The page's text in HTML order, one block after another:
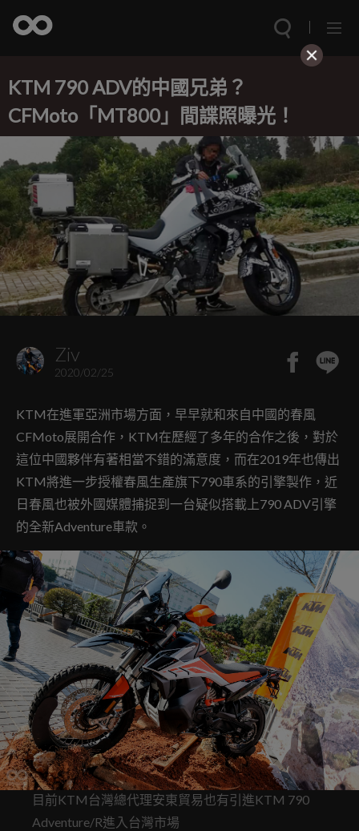
KTM 790 ADV的中國兄弟？
CFMoto「MT800」間諜照曝光！
Ziv
2020/02/25
KTM在進軍亞洲市場方面，早早就和來自中國的春風
CFMoto展開合作，KTM在歷經了多年的合作之後，對於
這位中國夥伴有著相當不錯的滿意度，而在2019年也傳出
KTM將進一步授權春風生產旗下790車系的引擎製作，近
日春風也被外國媒體捕捉到一台疑似搭載上790 ADV引擎
的全新Adventure車款。
目前KTM台灣總代理安東貿易也有引進KTM 790
Adventure/R進入台灣市場